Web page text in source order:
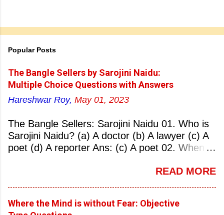
Popular Posts
The Bangle Sellers by Sarojini Naidu:
Multiple Choice Questions with Answers
Hareshwar Roy, May 01, 2023
The Bangle Sellers: Sarojini Naidu 01. Who is
Sarojini Naidu? (a) A doctor (b) A lawyer (c) A
poet (d) A reporter Ans: (c) A poet 02. When
(b) 2 March 1881 (c) 8 September 1877 (d) 27
Hyderabad (b) Mumbai (c) Kolkata (d)
READ MORE
Where the Mind is without Fear: Objective